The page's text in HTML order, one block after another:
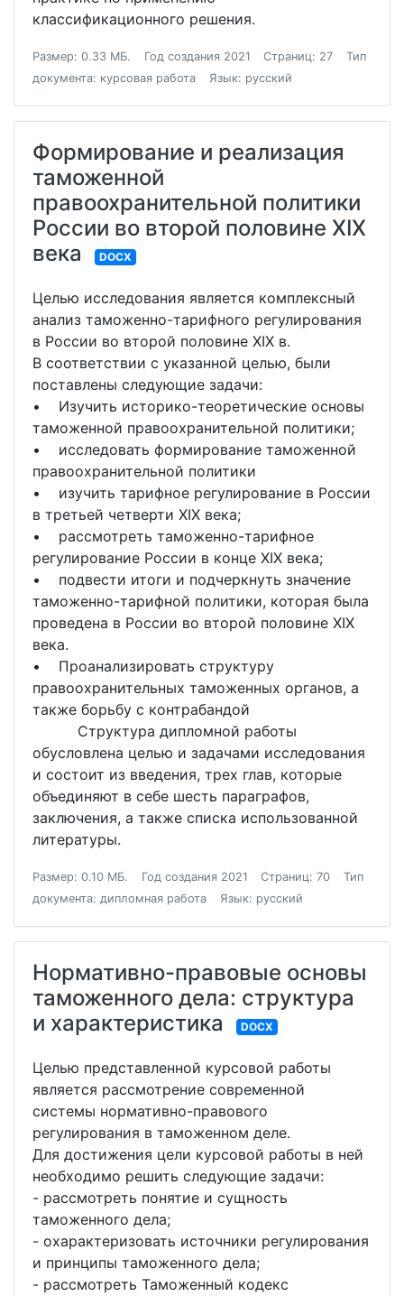
классификационного решения.
Размер: 0.33 МБ. Год создания 2021 Страниц: 27
Тип
документа: курсовая работа
Язык: русский
Формирование и реализация
таможенной
правоохранительной политики
России во второй половине XIX
века
DOCX
Целью исследования является комплексный
анализ таможенно-тарифного регулирования
в России во второй половине XIX в.
В соответствии с указанной целью, были
поставлены следующие задачи:
• Изучить историко-теоретические основы
таможенной правоохранительной политики;
• исследовать формирование таможенной
правоохранительной политики
• изучить тарифное регулирование в России
в третьей четверти XIX века;
• рассмотреть таможенно-тарифное
регулирование России в конце XIX века;
• подвести итоги и подчеркнуть значение
таможенно-тарифной политики, которая была
проведена в России во второй половине XIX
века.
• Проанализировать структуру
правоохранительных таможенных органов, а
также борьбу с контрабандой
Структура дипломной работы
обусловлена целью и задачами исследования
и состоит из введения, трех глав, которые
объединяют в себе шесть параграфов,
заключения, а также списка использованной
литературы.
Размер: 0.10 МБ. Год создания 2021 Страниц: 70
Тип
документа: дипломная работа
Язык: русский
Нормативно-правовые основы
таможенного дела: структура
и характеристика
DOCX
Целью представленной курсовой работы
является рассмотрение современной
системы нормативно-правового
регулирования в таможенном деле.
Для достижения цели курсовой работы в ней
необходимо решить следующие задачи:
- рассмотреть понятие и сущность
таможенного дела;
- охарактеризовать источники регулирования
и принципы таможенного дела;
- рассмотреть Таможенный кодекс